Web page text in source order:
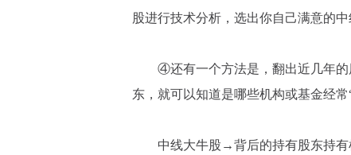
股进行技术分析，选出你自己满意的中
④还有一个方法是，翻出近几年的
东，就可以知道是哪些机构或基金经常
中线大牛股→背后的持有股东持有